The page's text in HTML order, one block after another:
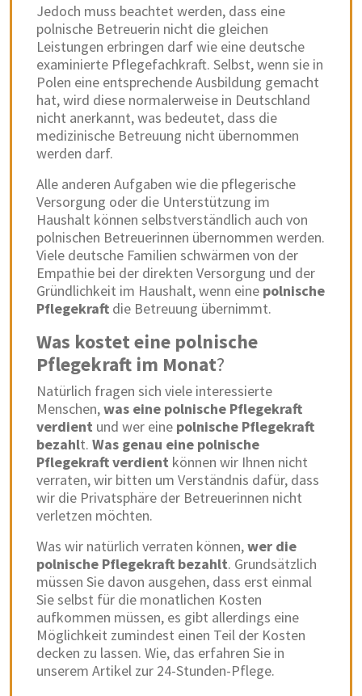
Jedoch muss beachtet werden, dass eine
polnische Betreuerin nicht die gleichen
Leistungen erbringen darf wie eine deutsche
examinierte Pflegefachkraft. Selbst, wenn sie in
Polen eine entsprechende Ausbildung gemacht
hat, wird diese normalerweise in Deutschland
nicht anerkannt, was bedeutet, dass die
medizinische Betreuung nicht übernommen
werden darf.
Alle anderen Aufgaben wie die pflegerische
Versorgung oder die Unterstützung im
Haushalt können selbstverständlich auch von
polnischen Betreuerinnen übernommen werden.
Viele deutsche Familien schwärmen von der
Empathie bei der direkten Versorgung und der
Gründlichkeit im Haushalt, wenn eine polnische
Pflegekraft die Betreuung übernimmt.
Was kostet eine polnische
Pflegekraft im Monat?
Natürlich fragen sich viele interessierte
Menschen,was eine polnische Pflegekraft
verdient und wer eine polnische Pflegekraft
bezahlt. Was genau eine polnische
Pflegekraft verdient können wir Ihnen nicht
verraten, wir bitten um Verständnis dafür, dass
wir die Privatsphäre der Betreuerinnen nicht
verletzen möchten.
Was wir natürlich verraten können,wer die
polnische Pflegekraft bezahlt. Grundsätzlich
müssen Sie davon ausgehen, dass erst einmal
Sie selbst für die monatlichen Kosten
aufkommen müssen, es gibt allerdings eine
Möglichkeit zumindest einen Teil der Kosten
decken zu lassen. Wie, das erfahren Sie in
unserem Artikel zur 24-Stunden-Pflege.